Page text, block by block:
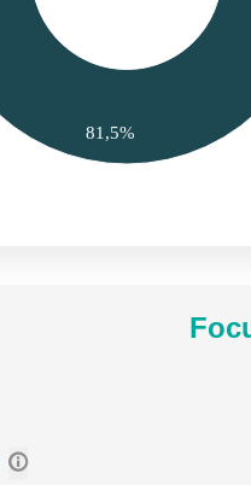
81,5%